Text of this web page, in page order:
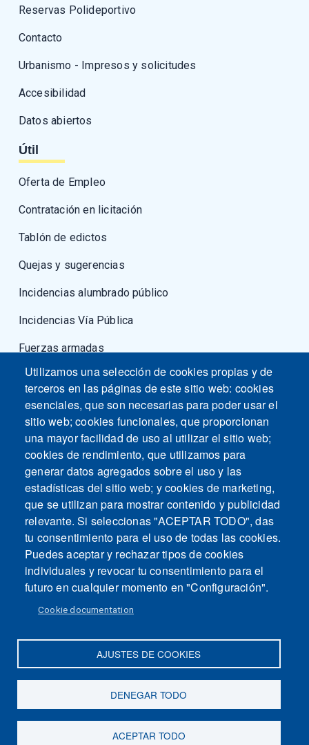
Accesibilidad
Reservas Polideportivo
Contacto
Urbanismo - Impresos y solicitudes
Accesibilidad
Datos abiertos
Útil
Oferta de Empleo
Contratación en licitación
Tablón de edictos
Quejas y sugerencias
Incidencias alumbrado público
Incidencias Vía Pública
Fuerzas armadas
ContactoAviso legalPolitica de Privacidad
Utilizamos una selección de cookies propias y de
terceros en las páginas de este sitio web: cookies
esenciales, que son necesarias para poder usar el
sitio web; cookies funcionales, que proporcionan
una mayor facilidad de uso al utilizar el sitio web;
cookies de rendimiento, que utilizamos para
generar datos agregados sobre el uso y las
estadísticas del sitio web; y cookies de marketing,
que se utilizan para mostrar contenido y publicidad
relevante. Si seleccionas "ACEPTAR TODO", das
tu consentimiento para el uso de todas las cookies.
Puedes aceptar y rechazar tipos de cookies
individuales y revocar tu consentimiento para el
futuro en cualquier momento en "Configuración".
Cookie documentation
AJUSTES DE COOKIES
DENEGAR TODO
ACEPTAR TODO